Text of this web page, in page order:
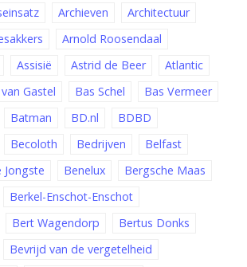
Archieven
Architectuur
Arnold Roosendaal
Assisië Astrid de Beer
Atlantic
Gastel Bas Schel
Bas Vermeer
Batman BD.nl
BDBD
Becoloth Bedrijven
Belfast
Jongste Benelux
Bergsche Maas
Berkel-Enschot-Enschot
Bert Wagendorp
Bertus Donks
Bevrijd van de vergetelheid